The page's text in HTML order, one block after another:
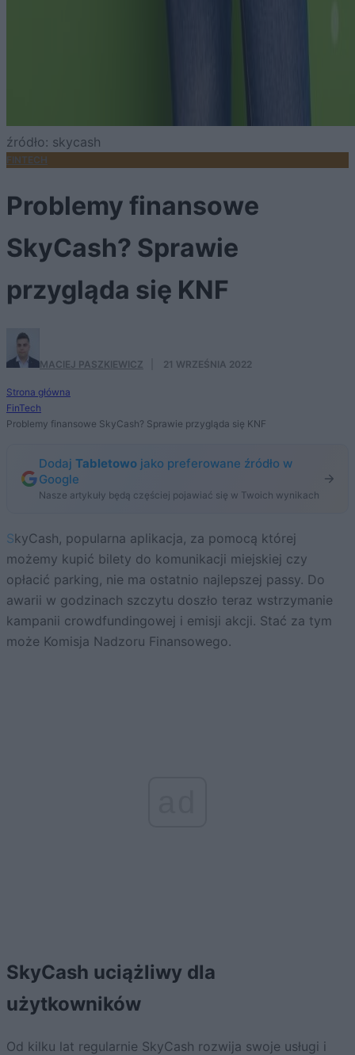
źródło: skycash
FINTECH
Problemy finansowe
SkyCash? Sprawie
przygląda się KNF
MACIEJ PASZKIEWICZ 21 WRZEŚNIA 2022
Strona główna
FinTech
Problemy finansowe SkyCash? Sprawie przygląda się KNF
Dodaj Tabletowo jako preferowane źródło w
Google
Nasze artykuły będą częściej pojawiać się w Twoich wynikach
SkyCash, popularna aplikacja, za pomocą której
możemy kupić bilety do komunikacji miejskiej czy
opłacić parking, nie ma ostatnio najlepszej passy. Do
awarii w godzinach szczytu doszło teraz wstrzymanie
kampanii crowdfundingowej i emisji akcji. Stać za tym
może Komisja Nadzoru Finansowego.
SkyCash uciążliwy dla
użytkowników
Od kilku lat regularnie SkyCash rozwija swoje usługi i